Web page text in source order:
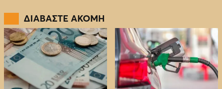
ΔΙΑΒΑΣΤΕ ΑΚΟΜΗ